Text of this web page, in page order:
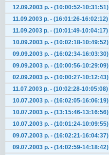
12.09.2003 р. - (10:00:52-10:31:51)
11.09.2003 р. - (16:01:26-16:02:12)
11.09.2003 р. - (10:01:49-10:04:17)
10.09.2003 р. - (10:02:18-10:49:52)
09.09.2003 р. - (16:02:34-16:03:30)
09.09.2003 р. - (10:00:56-10:29:09)
02.09.2003 р. - (10:00:27-10:12:43)
11.07.2003 р. - (10:02:28-10:05:08)
10.07.2003 р. - (16:02:05-16:06:19)
10.07.2003 р. - (13:15:46-13:16:56)
10.07.2003 р. - (10:01:24-10:09:55)
09.07.2003 р. - (16:02:21-16:04:37)
09.07.2003 р. - (14:02:59-14:18:42)